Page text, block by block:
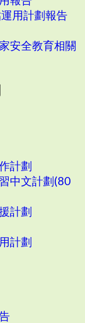
用計劃報告
安全教育相關
計劃
中文計劃(80
計劃
計劃